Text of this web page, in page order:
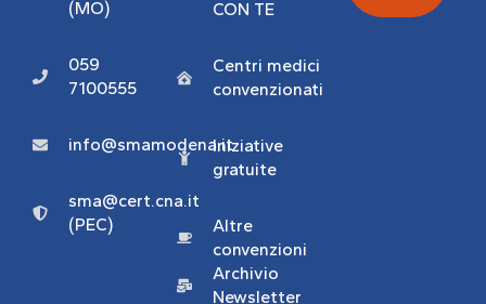
(MO)
059
7100555
info@smamodena.it
sma@cert.cna.it
(PEC)
CON TE
Centri medici
convenzionati
Iniziative
gratuite
Altre
convenzioni
Archivio
Newsletter